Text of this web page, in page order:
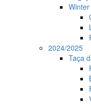
2024/2025
Taça